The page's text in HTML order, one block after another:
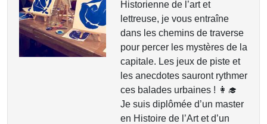
Historienne de l’art et
lettreuse, je vous entraîne
dans les chemins de traverse
pour percer les mystères de la
capitale. Les jeux de piste et
les anecdotes sauront rythmer
ces balades urbaines ! 👩‍🎓
Je suis diplômée d’un master
en Histoire de l’Art et d’un